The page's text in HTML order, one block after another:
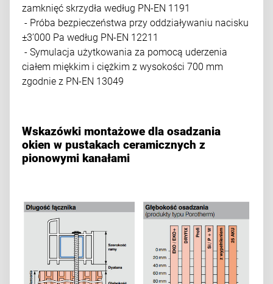
zamknięć skrzydła według PN-EN 1191
- Próba bezpieczeństwa przy oddziaływaniu nacisku
±3’000 Pa według PN-EN 12211
- Symulacja użytkowania za pomocą uderzenia
ciałem miękkim i ciężkim z wysokości 700 mm
zgodnie z PN-EN 13049
Wskazówki montażowe dla osadzania
okien w pustakach ceramicznych z
pionowymi kanałami